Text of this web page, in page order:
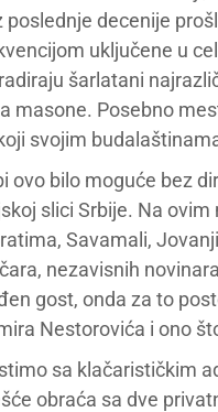
poslednje decenije
uključene u
šarlatani
masone. Posebno
svojim
ovo bilo moguće bez
slici Srbije. Na
Savamali,
nezavisnih
gost, onda za to
Nestorovića i ono
sa klačarističkim
obraća sa dve